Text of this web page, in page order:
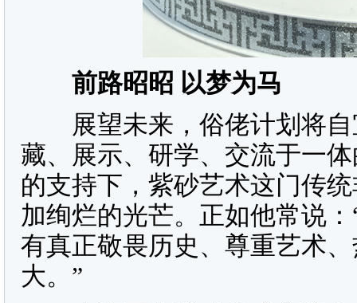
前路昭昭 以梦为马
展望未来，俗佬计划将自
藏、展示、研学、交流于一
的支持下，紫砂艺术这门传
加绚烂的光芒。正如他常说
有真正敬畏历史、尊重艺术
大。”